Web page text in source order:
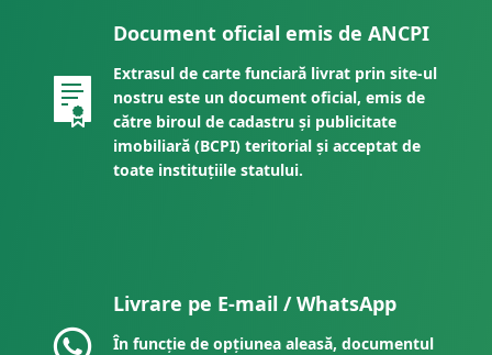
Document oficial emis de ANCPI
Extrasul de carte funciară livrat prin site-ul
nostru este un document oficial, emis de
către biroul de cadastru și publicitate
imobiliară (BCPI) teritorial și acceptat de
toate instituțiile statului.
Livrare pe E-mail / WhatsApp
În funcție de opțiunea aleasă, documentul